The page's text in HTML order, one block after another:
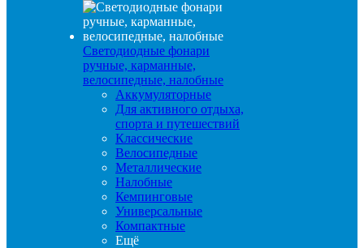
Светодиодные фонари
ручные, карманные,
велосипедные, налобные
Аккумуляторные
Для активного отдыха,
спорта и путешествий
Классические
Велосипедные
Металлические
Налобные
Кемпинговые
Универсальные
Компактные
Ещё